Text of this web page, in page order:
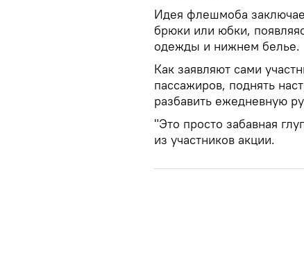
Идея флешмоба
брюки или юбки,
одежды и нижнем белье.
Как заявляют сами
пассажиров, поднять
разбавить ежедневную
"Это просто забавная
из участников акции.